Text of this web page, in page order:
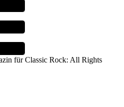
für Classic Rock: All Rights